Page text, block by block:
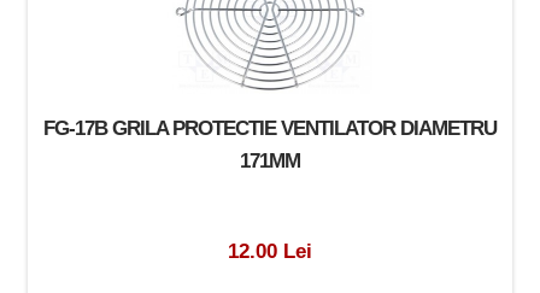
FG-17B GRILA PROTECTIE VENTILATOR DIAMETRU
171MM
12.00 Lei